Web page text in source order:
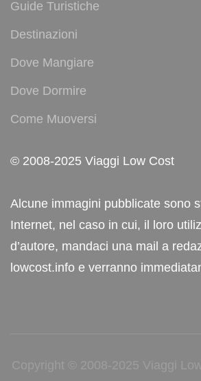
Guide Turistiche
Destinazioni
Dove Mangiare
Dove Dormire
Come Muoversi
© 2008-2025 Viaggi Low Cost
Alcune immagini pubblicate sono
Internet, nel caso in cui, il loro
d’autore, mandaci una mail a
lowcost.info e verranno
Copyright © 2008-2025 Viaggi